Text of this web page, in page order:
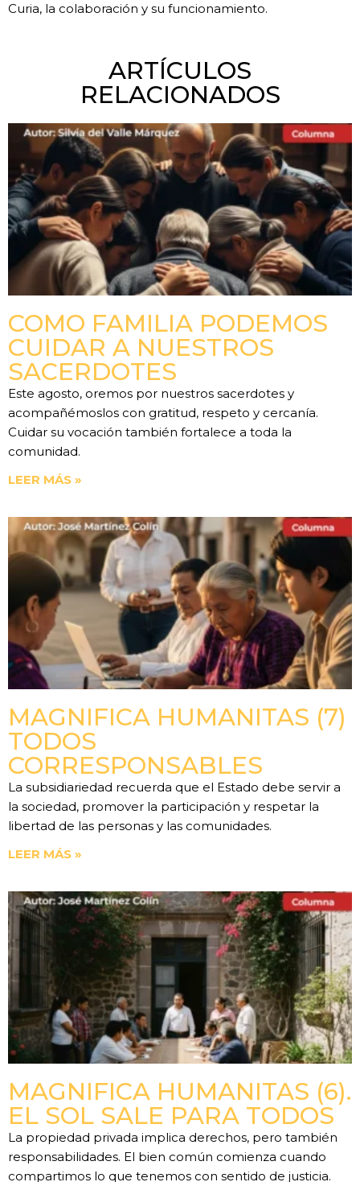
Curia, la colaboración y su funcionamiento.
ARTÍCULOS
RELACIONADOS
COMO FAMILIA PODEMOS
CUIDAR A NUESTROS
SACERDOTES
Este agosto, oremos por nuestros sacerdotes y
acompañémoslos con gratitud, respeto y cercanía.
Cuidar su vocación también fortalece a toda la
comunidad.
LEER MÁS »
MAGNIFICA HUMANITAS (7)
TODOS
CORRESPONSABLES
La subsidiariedad recuerda que el Estado debe servir a
la sociedad, promover la participación y respetar la
libertad de las personas y las comunidades.
LEER MÁS »
MAGNIFICA HUMANITAS (6).
EL SOL SALE PARA TODOS
La propiedad privada implica derechos, pero también
responsabilidades. El bien común comienza cuando
compartimos lo que tenemos con sentido de justicia.